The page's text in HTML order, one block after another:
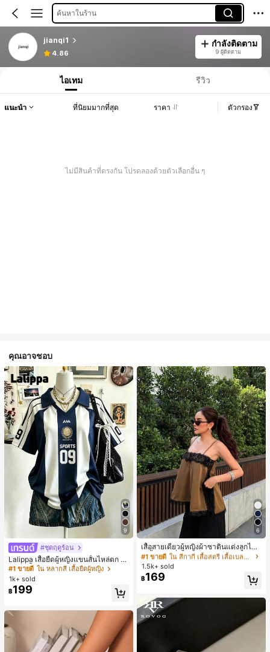
ค้นหาในร้าน
jianqi1
4.86
กำลังติดตาม
9 ผู้ติดตาม
ไอเทม รีวิว
แนะนำ ที่นิยมมากที่สุด ราคา ตัวกรอง
ไม่มีสินค้าที่ตรงกัน โปรดลองด้วยตัวเลือกอื่น ๆ
คุณอาจชอบ
9
#ชุดฤดูร้อน
Lalippa เสื้อยืดผู้หญิงแขนสั้นไหล่ตก ค
อวีปกเสื้อ ลายพิมพ์ดิจิทัลลายทาง สไตล์
สปอร์ตแฟชั่นมินิมอล ของขวัญสำหรับเ
พื่อน
#1 ขายดี ใน หลากสี เสื้อยืดผู้หญิง
30+ พูดว่า "คุณภาพเนื้อผ้าดี"
#1 ขายดี ใน หลากสี เสื้อยืดผู้หญิง
30+ พูดว่า "คุณภาพเนื้อผ้าดี"
#1 ขายดี ใน หลากสี เสื้อยืดผู้หญิง
30+ พูดว่า "คุณภาพเนื้อผ้าดี"
#1 ขายดี
1k+ sold
฿199
6
เสื้อสายเดี่ยวผู้หญิงผ้าซาตินแต่งลูกไม้
- เสื้อสายเดี่ยวฤดูร้อนสีคากีมีรอยผ่าด้า
นข้างที่น่าดึงดูดแบบสบายๆ
#1 ขายดี
ใน สีกากี เสื้อสตรี เสื้อเบลาส์ & Tee
100+ พูดว่า "ไม่มีกลิ่น"
ลูกค้ากลับมาซื้อซ้ำ!
#1 ขายดี
ใน สีกากี เสื้อสตรี เสื้อเบลาส์ & Tee
100+ พูดว่า "ไม่มีกลิ่น"
ลูกค้ากลับมาซื้อซ้ำ!
#1 ขายดี
ใน สีกากี เสื้อสตรี เสื้อเบลาส์ & Tee
100+ พูดว่า "ไม่มีกลิ่น"
ลูกค้ากลับมาซื้อซ้ำ!
#1 ขายดี
ใน สีกากี เสื้อสตรี เสื้อเบลาส์ & Tee
ลูกค้ากลับมาซื้อซ้ำ!
1.5k+ sold
฿169